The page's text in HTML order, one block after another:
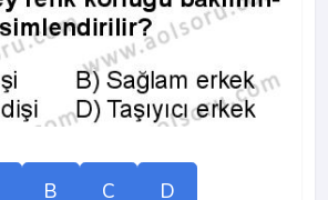
B C D